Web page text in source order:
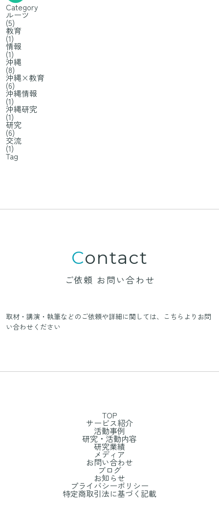
Category
ルーツ
(5)
教育
(1)
情報
(1)
沖縄
(8)
沖縄×教育
(6)
沖縄情報
(1)
沖縄研究
(1)
研究
(6)
交流
(1)
Tag
Contact
ご依頼 お問い合わせ
取材・講演・執筆などのご依頼や詳細に関しては、
こちらよりお問
い合わせください
TOP
サービス紹介
活動事例
研究・活動内容
研究業績
メディア
お問い合わせ
ブログ
お知らせ
プライバシーポリシー
特定商取引法に基づく記載